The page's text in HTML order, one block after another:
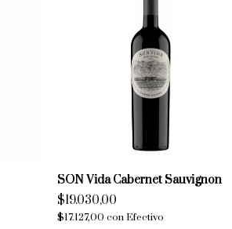
SON Vida Cabernet Sauvignon
$19.030,00
$17.127,00 con Efectivo